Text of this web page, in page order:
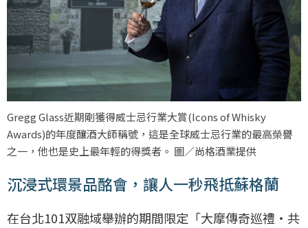
Gregg Glass近期剛獲得威士忌行業大賞(Icons of Whisky
Awards)的年度釀酒大師稱號，這是全球威士忌行業的最高榮譽
之一，他也是史上最年輕的得獎者。 圖／尚格酒業提供
沉浸式環景品酩會，讓人一秒飛抵蘇格蘭
在台北101双融域舉辦的期間限定「大摩傳奇巡禮・共